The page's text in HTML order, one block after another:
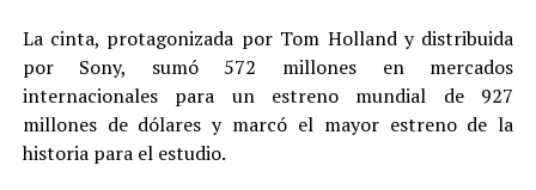
La cinta, protagonizada por Tom Holland y distribuida
por Sony, sumó 572 millones en mercados
internacionales para un estreno mundial de 927
millones de dólares y marcó el mayor estreno de la
historia para el estudio.